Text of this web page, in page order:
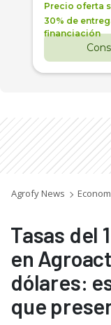
Precio oferta
30% de
financiación
Agrofy News
Tasas del
en
dólares:
que